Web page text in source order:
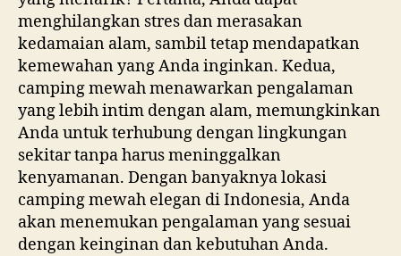
menghilangkan stres dan merasakan
kedamaian alam, sambil tetap mendapatkan
kemewahan yang Anda inginkan. Kedua,
camping mewah menawarkan pengalaman
yang lebih intim dengan alam, memungkinkan
Anda untuk terhubung dengan lingkungan
sekitar tanpa harus meninggalkan
kenyamanan. Dengan banyaknya lokasi
camping mewah elegan di Indonesia, Anda
akan menemukan pengalaman yang sesuai
dengan keinginan dan kebutuhan Anda.